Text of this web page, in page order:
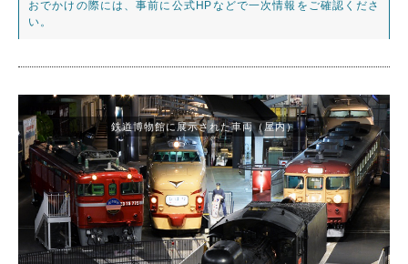
おでかけの際には、事前に公式HPなどで一次情報をご確認くださ
い。
鉄道博物館に展示された車両（屋内）